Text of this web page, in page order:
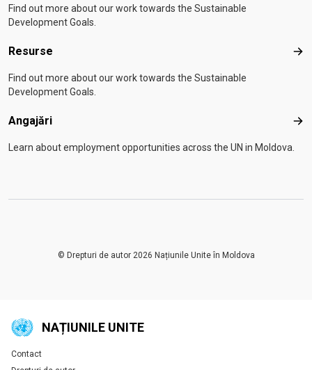
Find out more about our work towards the Sustainable
Development Goals.
Resurse
Find out more about our work towards the Sustainable
Development Goals.
Angajări
Learn about employment opportunities across the UN in Moldova.
© Drepturi de autor 2026 Națiunile Unite în Moldova
NAȚIUNILE UNITE
Global U.N. menu
Contact